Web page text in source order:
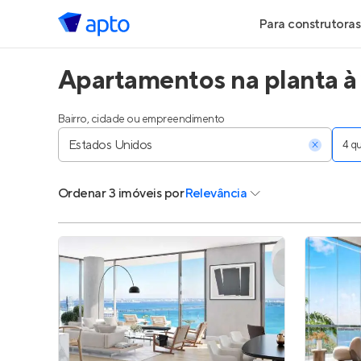
Para construtoras
Geração de
Geração de
Parcerias
Anunciar
Entrar no
Apartamentos na planta
Bairro, cidade ou empreendimento
4
Ordenar3 imóveis porRelevância